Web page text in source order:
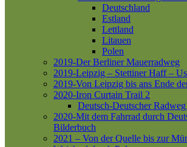
Deutschland
Estland
Lettland
Litauen
Polen
2019-Der Berliner Mauerradweg
2019-Leipzig – Stettiner Haff –
2019-Von Leipzig bis ans Ende
2020-Iron Curtain Trail 2
Deutsch-Deutscher
2020-Mit dem Fahrrad durch
Bilderbuch
2021 – Von der Quelle bis zur